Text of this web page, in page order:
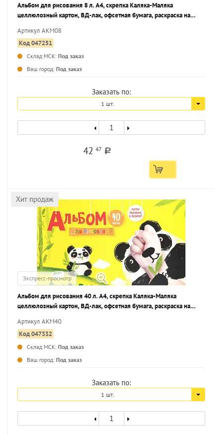
Альбом для рисования 8 л. А4, скрепка Каляка-Маляка
целлюлозный картон, ВД-лак, офсетная бумага, раскраска на
Артикул АКМ08
Код 047251
Склад МСК: Под заказ
Ваш город: Под заказ
Заказать по:
1 шт.
4247 a
Хит продаж
Экспресс-просмотр
Альбом для рисования 40 л. А4, скрепка Каляка-Маляка
целлюлозный картон, ВД-лак, офсетная бумага, раскраска на
Артикул АКМ40
Код 047332
Склад МСК: Под заказ
Ваш город: Под заказ
Заказать по:
1 шт.